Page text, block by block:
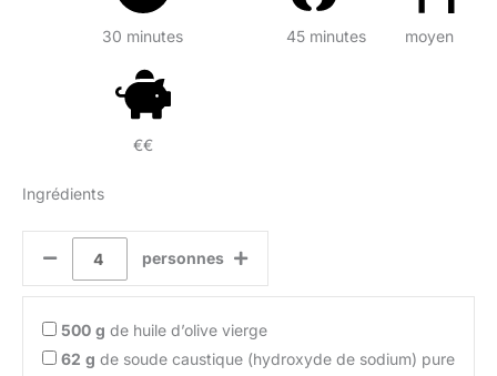
30 minutes 45 minutes moyen
€€
Ingrédients
personnes
500 g de huile d’olive vierge
62 g de soude caustique (hydroxyde de sodium) pure